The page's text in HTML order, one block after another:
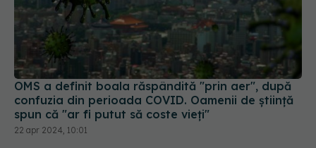
OMS a definit boala răspândită "prin aer", după
confuzia din perioada COVID. Oamenii de știință
spun că "ar fi putut să coste vieți"
22 apr 2024, 10:01